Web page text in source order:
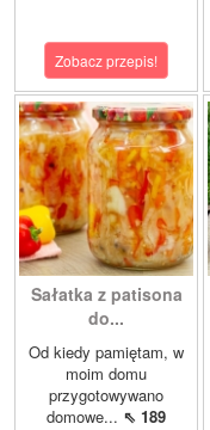
Zobacz przepis!
Sałatka z patisona
do...
Od kiedy pamiętam, w
moim domu
przygotowywano
domowe... ⇖ 189